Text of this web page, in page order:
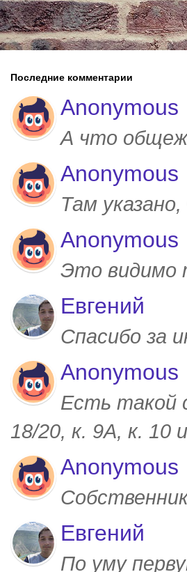
Последние комментарии
Anonymous
А что
Anonymous
Там
Anonymous
Это видимо
Евгений
Спасибо за
Anonymous
Есть такой
18/20, к. 9А, к. 10
Anonymous
Евгений
По уму